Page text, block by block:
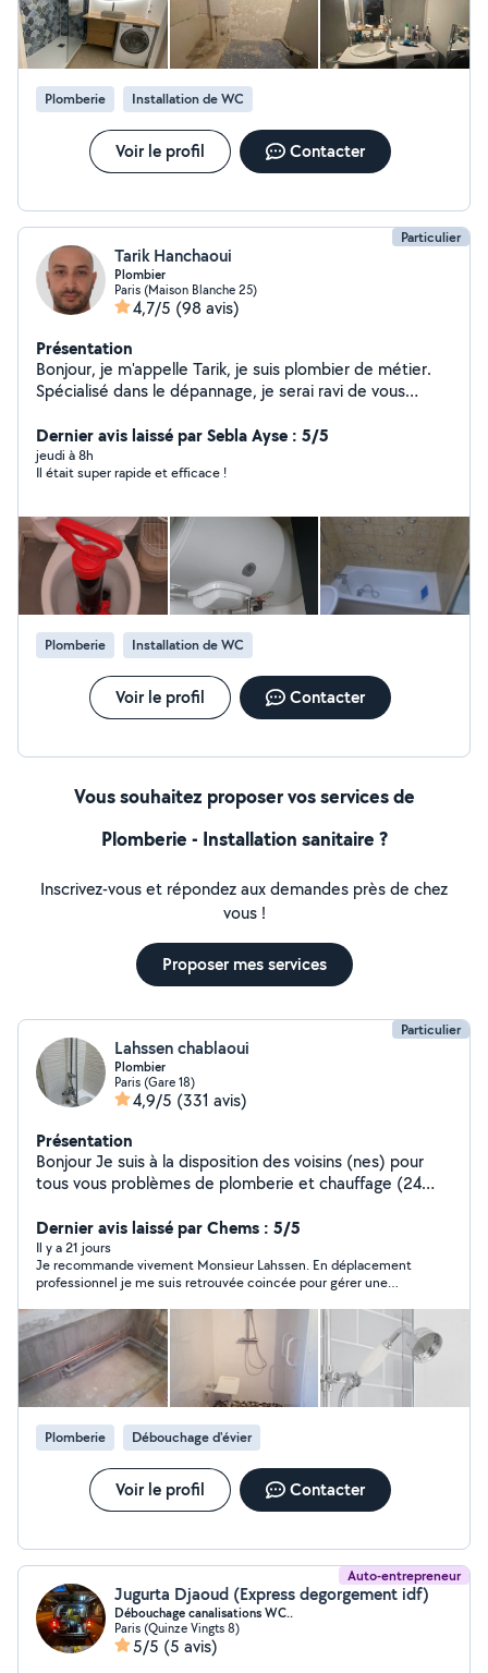
Intervention rapide en région parisienne et banlieue.
Travaux et installation plomberie * Installation de
sanitaires (WC, lavabo, douche, baignoire) * Pose et
remplacement de chauffe-eau * Rénovation complète
de salle de bain * Remplacement de robinetterie * Mise
aux normes Zone d'intervention Plombier disponible à
Paris et en Île-de-France : intervention rapide en
banlieue et dans tous les arrondissements de Paris
Plomberie Installation de WC
Voir le profil Contacter
Particulier
Tarik Hanchaoui
Plombier
Paris (Maison Blanche 25)
4,7/5 (98 avis)
Présentation
Bonjour, je m'appelle Tarik, je suis plombier de métier.
Spécialisé dans le dépannage, je serai ravi de vous
je me déplace rapidement à la demande. N'hésitez pas
à me contacter, devis gratuit.
Dernier avis laissé par Sebla Ayse : 5/5
jeudi à 8h
Il était super rapide et efficace !
Plomberie Installation de WC
Voir le profil Contacter
Vous souhaitez proposer vos services de
Plomberie - Installation sanitaire ?
Inscrivez-vous et répondez aux demandes près de chez
vous !
Proposer mes services
Particulier
Lahssen chablaoui
Plombier
Paris (Gare 18)
4,9/5 (331 avis)
Présentation
Bonjour Je suis à la disposition des voisins (nes) pour
tous vous problèmes de plomberie et chauffage (24
Dernier avis laissé par Chems : 5/5
Il y a 21 jours
Je recommande vivement Monsieur Lahssen. En déplacement
professionnel je me suis retrouvée coincée pour gérer une
aller le jour même, mon fils la reçu et il n’est pas rentré avant
d’avoir tout réparé. Tous cela avec le sourire et une grande
bienveillance. Son travail était à la hauteur des attentes et le
prix etait très compétitif. Je vous remercie monsieur pour
votre professionnalisme et votre savoir être. Bien à Vous,
Chems
Plomberie
Débouchage d'évier
Voir le profil Contacter
Auto-entrepreneur
Jugurta Djaoud (Express degorgement idf)
Débouchage canalisations WC..
Paris (Quinze Vingts 8)
5/5 (5 avis)